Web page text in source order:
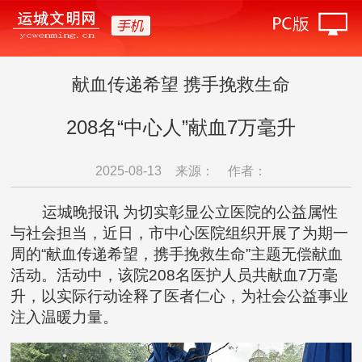
献血传递希望 携手挽救生命
208名“中心人”献血7万毫升
2025-08-13 来源： 作者：
运城晚报讯 为切实彰显公立医院的公益属性
与社会担当，近日，市中心医院组织开展了为期一
周的“献血传递希望，携手挽救生命”主题无偿献血
活动。活动中，该院208名医护人员共献血7万毫
升，以实际行动诠释了医者仁心，为社会公益事业
注入温暖力量。